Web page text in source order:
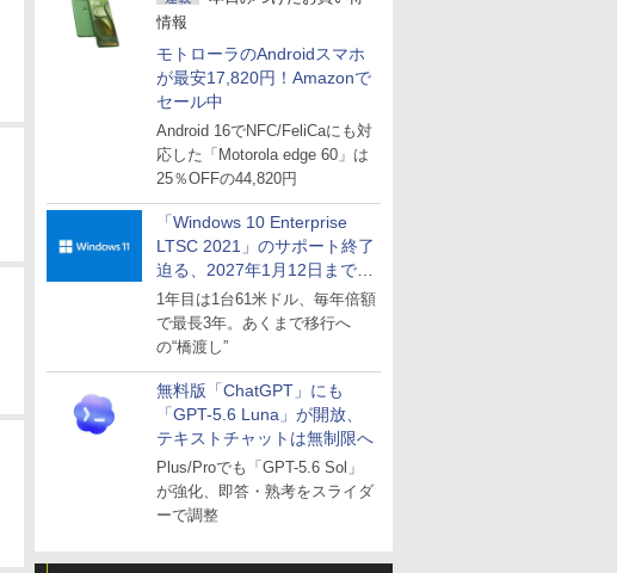
情報
モトローラのAndroidスマホ
が最安17,820円！Amazonで
セール中
Android 16でNFC/FeliCaにも対
応した「Motorola edge 60」は
25％OFFの44,820円
「Windows 10 Enterprise
LTSC 2021」のサポート終了
迫る、2027年1月12日まで
～ESUは9月1日から販売
1年目は1台61米ドル、毎年倍額
で最長3年。あくまで移行へ
の“橋渡し”
無料版「ChatGPT」にも
「GPT-5.6 Luna」が開放、
テキストチャットは無制限へ
Plus/Proでも「GPT-5.6 Sol」
が強化、即答・熟考をスライダ
ーで調整